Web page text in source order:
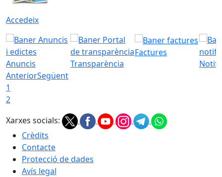
Accedeix
Anuncis Transparència
Factures
AnteriorSegüent
1
2
Xarxes socials:
Crèdits
Contacte
Protecció de dades
Avís legal